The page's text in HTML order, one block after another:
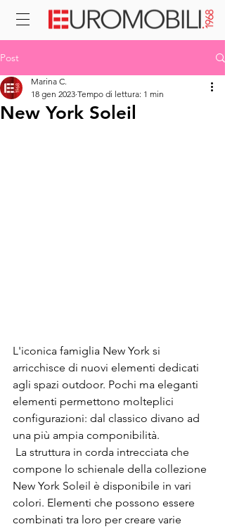
Post
New York Soleil
Marina C.
18 gen 2023 Tempo di lettura: 1 min
L'iconica famiglia New York si
arricchisce di nuovi elementi dedicati
agli spazi outdoor. Pochi ma eleganti
elementi permettono molteplici
configurazioni: dal classico divano ad
una più ampia componibilità. ⁠
compone lo schienale della collezione
New York Soleil è disponibile in vari
colori. Elementi che possono essere
combinati tra loro per creare varie